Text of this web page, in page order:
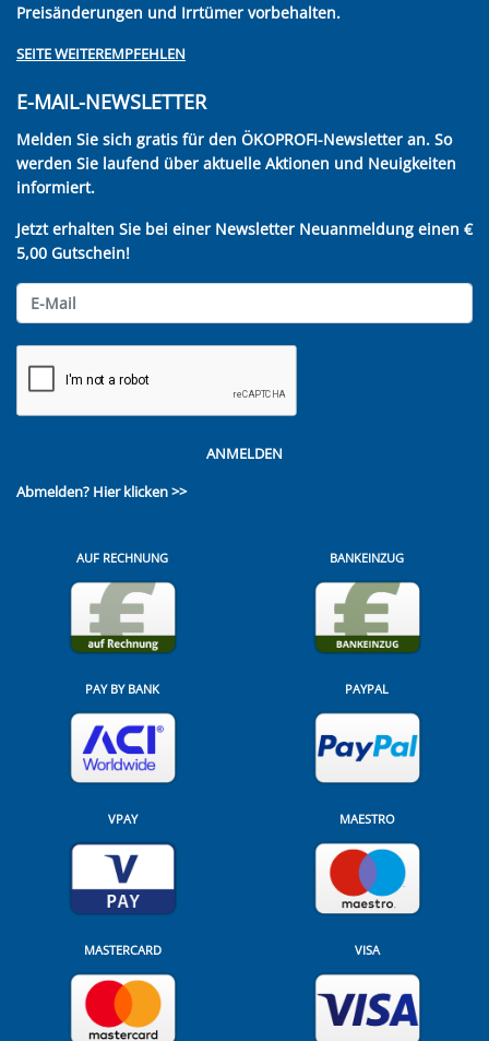
Preisänderungen und Irrtümer vorbehalten.
SEITE WEITEREMPFEHLEN
E-MAIL-NEWSLETTER
Melden Sie sich gratis für den ÖKOPROFI-Newsletter an. So
werden Sie laufend über aktuelle Aktionen und Neuigkeiten
informiert.
Jetzt erhalten Sie bei einer Newsletter Neuanmeldung einen €
5,00 Gutschein!
ANMELDEN
Abmelden? Hier klicken >>
AUF RECHNUNG BANKEINZUG
PAY BY BANK PAYPAL
VPAY MAESTRO
MASTERCARD VISA